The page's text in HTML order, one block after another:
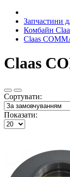
Запчастини
Комбайн
Claas
Claas
Сортувати:
Показати: